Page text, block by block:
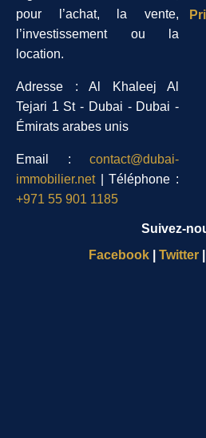
pour l’achat, la vente,
l’investissement ou la
location.
Adresse : Al Khaleej Al
Tejari 1 St - Dubai - Dubai -
Émirats arabes unis
Email : contact@dubai-
immobilier.net| Téléphone :
+971 55 901 1185
Suivez-
Facebook
Twitter